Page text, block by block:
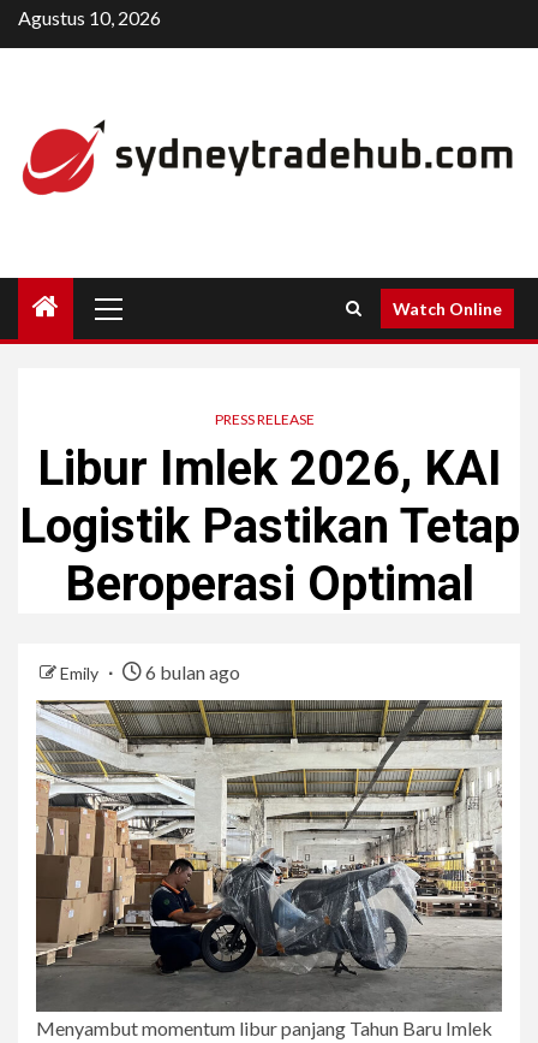
Skip
to
Agustus 10, 2026
Menu
Watch Online
PRESS RELEASE
Libur Imlek 2026, KAI
Logistik Pastikan Tetap
Beroperasi Optimal
Emily 6 bulan ago
Menyambut momentum libur panjang Tahun Baru Imlek